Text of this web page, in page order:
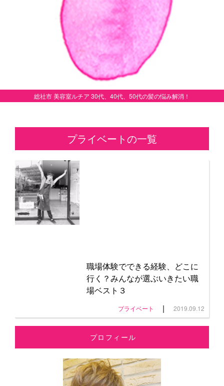
総社市 美容室ルチア 30代、40代、50代の髪の悩み解消！
プライベートの一覧
職場体験でできる経験、どこに
行く？みんなが選ぶいきたい職
場ベスト３
プライベート | 2019.09.12
プロフィール